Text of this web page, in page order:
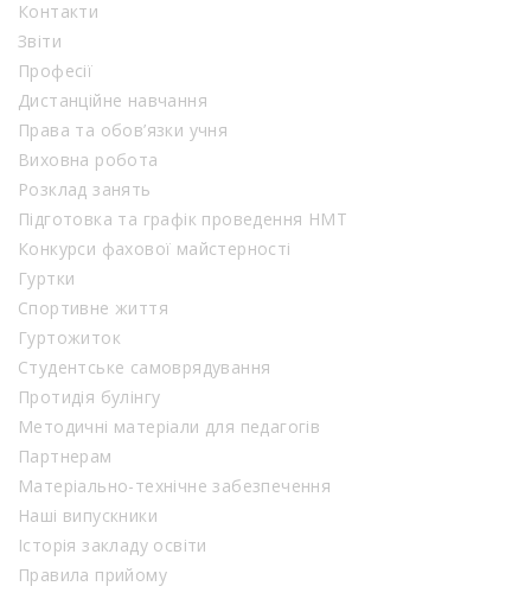
Контакти
Звіти
Професії
Дистанційне навчання
Права та обов’язки учня
Виховна робота
Розклад занять
Підготовка та графік проведення НМТ
Конкурси фахової майстерності
Гуртки
Спортивне життя
Гуртожиток
Студентське самоврядування
Протидія булінгу
Методичні матеріали для педагогів
Партнерам
Матеріально-технічне забезпечення
Наші випускники
Історія закладу освіти
Правила прийому